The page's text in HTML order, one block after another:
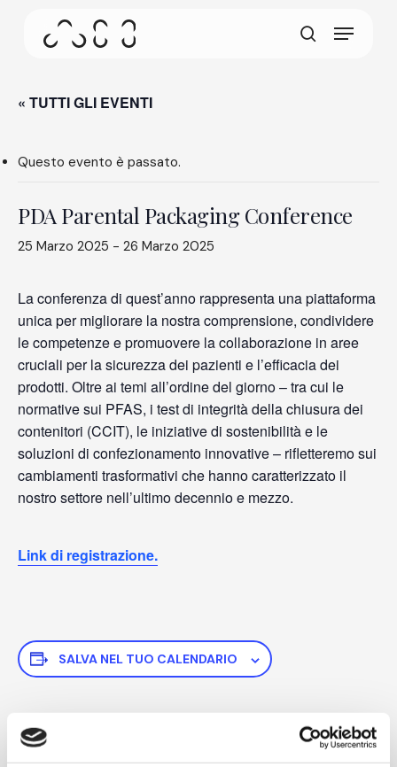
Questa schermata consente al tuo dispositivo di
consumare meno energia del dovuto quando resti
qualsiasi dello schermo.
Menu
« TUTTI GLI EVENTI
Questo evento è passato.
PDA Parental Packaging Conference
25 Marzo 2025 - 26 Marzo 2025
La conferenza di quest’anno rappresenta una piattaforma
unica per migliorare la nostra comprensione, condividere
le competenze e promuovere la collaborazione in aree
cruciali per la sicurezza dei pazienti e l’efficacia dei
prodotti. Oltre ai temi all’ordine del giorno – tra cui le
normative sui PFAS, i test di integrità della chiusura dei
contenitori (CCIT), le iniziative di sostenibilità e le
soluzioni di confezionamento innovative – rifletteremo sui
cambiamenti trasformativi che hanno caratterizzato il
nostro settore nell’ultimo decennio e mezzo.
Link di registrazione.
SALVA NEL TUO CALENDARIO
DETTAGLI